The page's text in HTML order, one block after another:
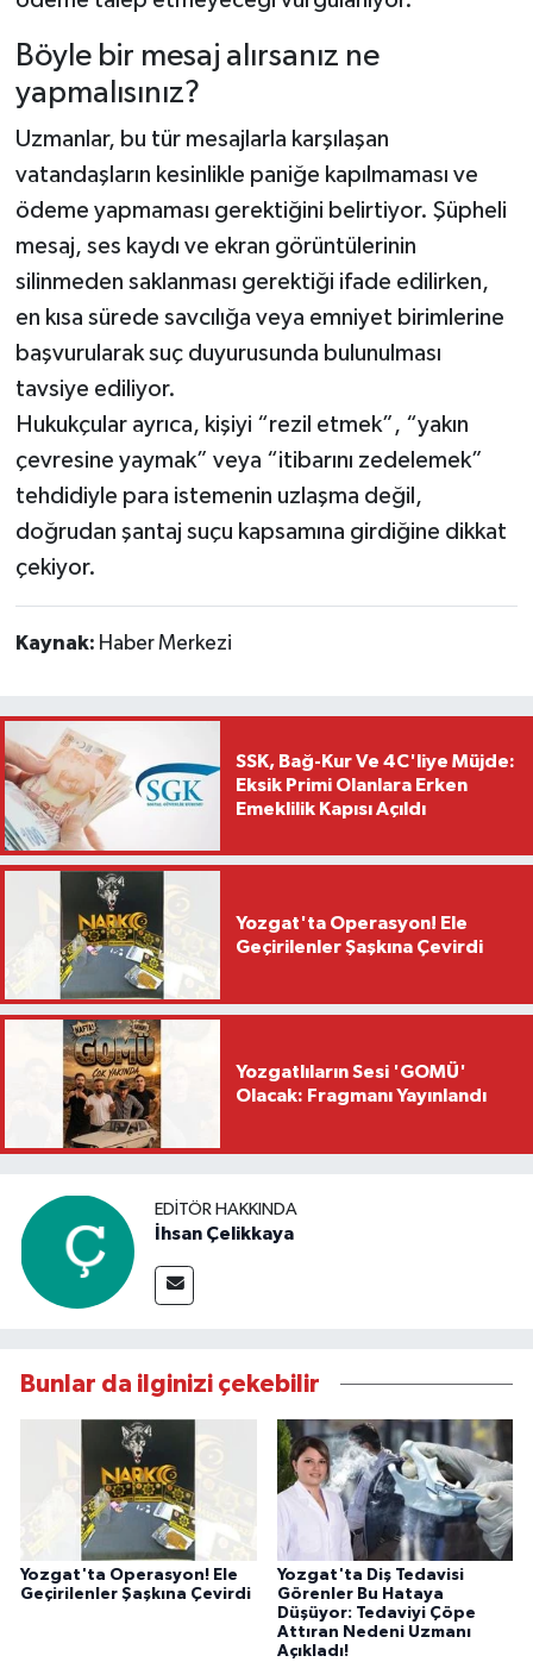
Böyle bir mesaj alırsanız ne
yapmalısınız?
Uzmanlar, bu tür mesajlarla karşılaşan
vatandaşların kesinlikle paniğe kapılmaması ve
ödeme yapmaması gerektiğini belirtiyor. Şüpheli
mesaj, ses kaydı ve ekran görüntülerinin
silinmeden saklanması gerektiği ifade edilirken,
en kısa sürede savcılığa veya emniyet birimlerine
başvurularak suç duyurusunda bulunulması
tavsiye ediliyor.
Hukukçular ayrıca, kişiyi “rezil etmek”, “yakın
çevresine yaymak” veya “itibarını zedelemek”
tehdidiyle para istemenin uzlaşma değil,
doğrudan şantaj suçu kapsamına girdiğine dikkat
çekiyor.
Kaynak: Haber Merkezi
SSK, Bağ-Kur Ve 4C'liye Müjde:
Eksik Primi Olanlara Erken
Emeklilik Kapısı Açıldı
Yozgat'ta Operasyon! Ele
Geçirilenler Şaşkına Çevirdi
Yozgatlıların Sesi 'GOMÜ'
Olacak: Fragmanı Yayınlandı
EDITÖR HAKKINDA
İhsan Çelikkaya
Bunlar da ilginizi çekebilir
Yozgat'ta Operasyon! Ele
Geçirilenler Şaşkına Çevirdi
Yozgat'ta Diş Tedavisi
Görenler Bu Hataya
Düşüyor: Tedaviyi Çöpe
Attıran Nedeni Uzmanı
Açıkladı!